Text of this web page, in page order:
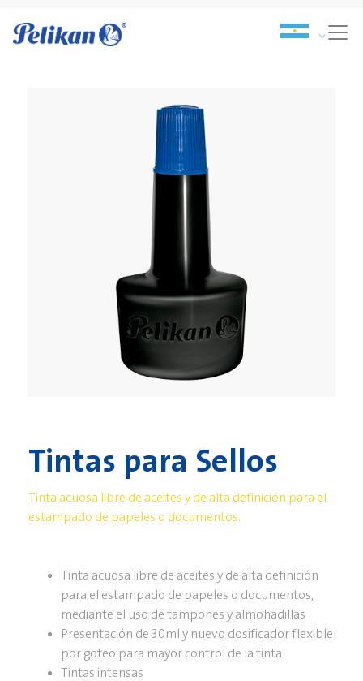
Tintas para Sellos
Tinta acuosa libre de aceites y de alta definición para el
estampado de papeles o documentos.
Tinta acuosa libre de aceites y de alta definición
para el estampado de papeles o documentos,
mediante el uso de tampones y almohadillas
Presentación de 30ml y nuevo dosificador flexible
por goteo para mayor control de la tinta
Tintas intensas